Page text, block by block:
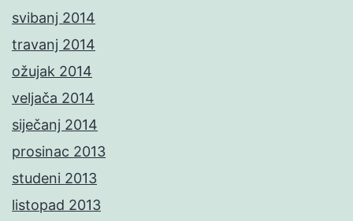
svibanj 2014
travanj 2014
ožujak 2014
veljača 2014
siječanj 2014
prosinac 2013
studeni 2013
listopad 2013